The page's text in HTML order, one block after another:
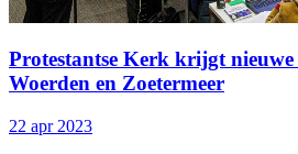
Protestantse Kerk krijgt nieuwe
Woerden en Zoetermeer
22 apr 2023